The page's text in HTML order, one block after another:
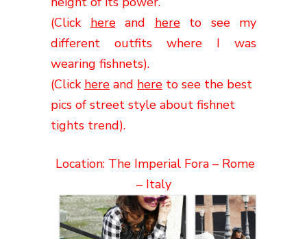
(Click hereand hereto see my
different outfits where I was
wearing fishnets).
(Click here and here to see the best
pics of street style about fishnet
tights trend).
Location: The Imperial Fora – Rome
– Italy